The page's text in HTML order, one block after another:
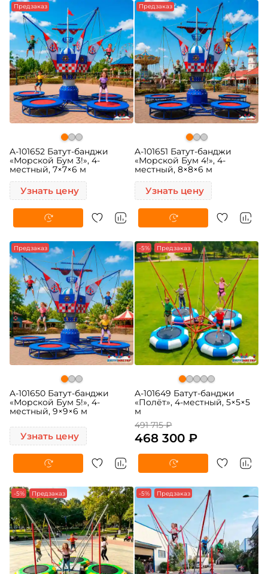
Предзаказ
A-101652 Батут-банджи
«Морской Бум 3!», 4-
местный, 7×7×6 м
Узнать цену
Предзаказ
A-101651 Батут-банджи
«Морской Бум 4!», 4-
местный, 8×8×6 м
Узнать цену
Предзаказ
A-101650 Батут-банджи
«Морской Бум 5!», 4-
местный, 9×9×6 м
Узнать цену
-5% Предзаказ
A-101649 Батут-банджи
«Полёт», 4-местный, 5×5×5
м
491 715 ₽
468 300 ₽
-5% Предзаказ -5% Предзаказ